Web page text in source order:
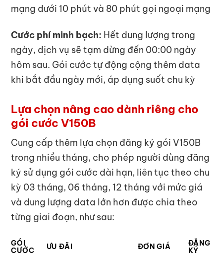
mạng dưới 10 phút và 80 phút gọi ngoại mạng
Cước phí minh bạch: Hết dung lượng trong
ngày, dịch vụ sẽ tạm dừng đến 00:00 ngày
hôm sau. Gói cước tự động cộng thêm data
khi bắt đầu ngày mới, áp dụng suốt chu kỳ
Lựa chọn nâng cao dành riêng cho
gói cước V150B
Cung cấp thêm lựa chọn đăng ký gói V150B
trong nhiều tháng, cho phép người dùng đăng
ký sử dụng gói cước dài hạn, liên tục theo chu
kỳ 03 tháng, 06 tháng, 12 tháng với mức giá
và dung lượng data lớn hơn được chia theo
từng giai đoạn, như sau:
GÓI
CƯỚC
ƯU ĐÃI ĐƠN GIÁ
ĐĂNG
KÝ